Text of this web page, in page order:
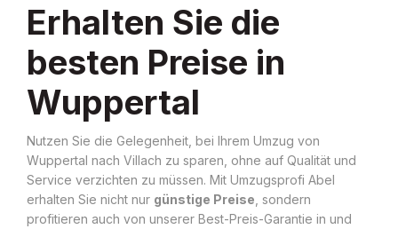
Erhalten Sie die
besten Preise in
Wuppertal
Nutzen Sie die Gelegenheit, bei Ihrem Umzug von
Wuppertal nach Villach zu sparen, ohne auf Qualität und
Service verzichten zu müssen. Mit Umzugsprofi Abel
erhalten Sie nicht nur günstige Preise , sondern
profitieren auch von unserer Best-Preis-Garantie in und